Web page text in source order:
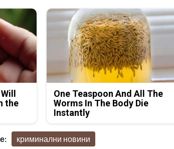
the
One Teaspoon And All The
Worms In The Body Die
Instantly
криминални новини